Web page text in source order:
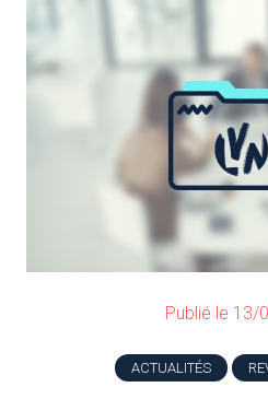
Publié le 13/
ACTUALITÉS